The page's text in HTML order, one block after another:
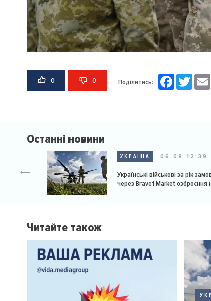
0 0 Поділитись: FacebookTwitter
Останні новини
УКРАЇНА 06.08 12:39
Українські військові за рік
через Brave1 Market озброєння
Читайте також